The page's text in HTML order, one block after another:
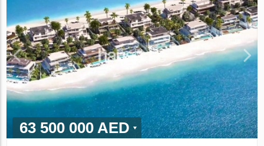
63 500 000 AED